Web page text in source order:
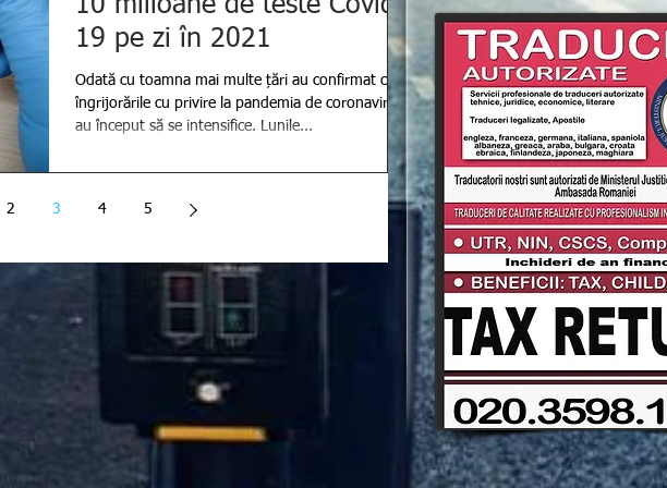
10 milioane de teste Covid-
19 pe zi în 2021
Odată cu toamna mai multe țări au confirmat că
îngrijorările cu privire la pandemia de coronavirus
au început să se intensifice. Lunile...
2 3 4 5